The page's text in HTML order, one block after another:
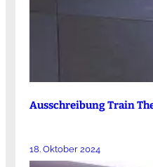
Ausschreibung Train
18. Oktober 2024